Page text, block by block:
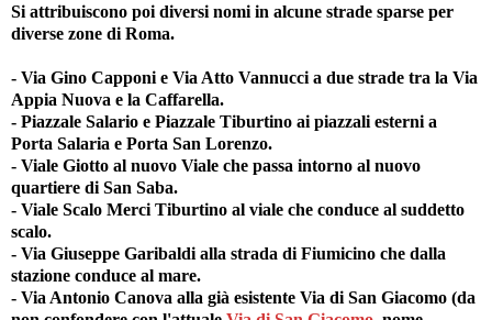
Si attribuiscono poi diversi nomi in alcune strade sparse per
diverse zone di Roma.
- Via Gino Capponi e Via Atto Vannucci a due strade tra la Via
Appia Nuova e la Caffarella.
- Piazzale Salario e Piazzale Tiburtino ai piazzali esterni a
Porta Salaria e Porta San Lorenzo.
- Viale Giotto al nuovo Viale che passa intorno al nuovo
quartiere di San Saba.
- Viale Scalo Merci Tiburtino al viale che conduce al suddetto
scalo.
- Via Giuseppe Garibaldi alla strada di Fiumicino che dalla
stazione conduce al mare.
- Via Antonio Canova alla già esistente Via di San Giacomo (da